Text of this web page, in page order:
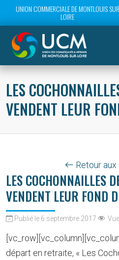
UNION COMMERCIALE DE MONTLOUIS SUR
LOIRE
LES
VENDENT LEUR
Retour
LES COCHONNAILLES
VENDENT LEUR FOND
Publié le 6 septembre 2017
départ en retraite, « Les